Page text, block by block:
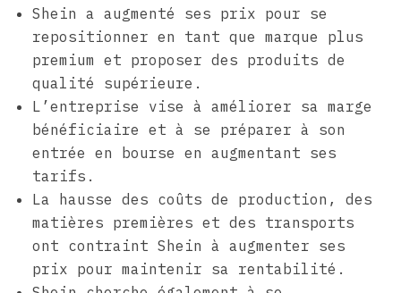
Shein a augmenté ses prix pour se
repositionner en tant que marque plus
premium et proposer des produits de
qualité supérieure.
L’entreprise vise à améliorer sa marge
bénéficiaire et à se préparer à son
entrée en bourse en augmentant ses
tarifs.
La hausse des coûts de production, des
matières premières et des transports
ont contraint Shein à augmenter ses
prix pour maintenir sa rentabilité.